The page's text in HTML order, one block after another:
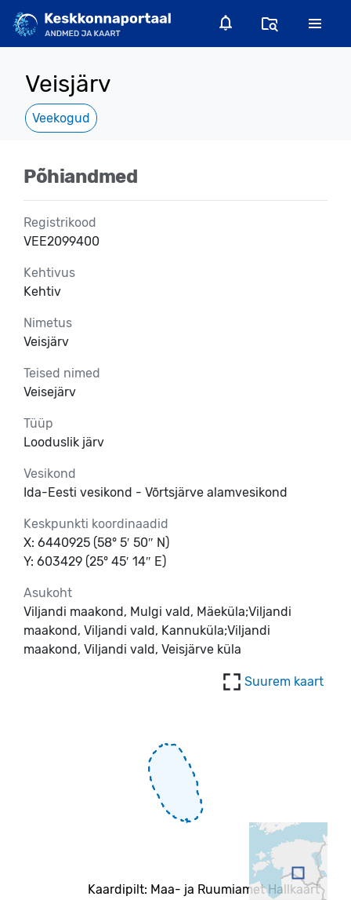
Veisjärv
Veekogud
Põhiandmed
Registrikood
VEE2099400
Kehtivus
Kehtiv
Nimetus
Veisjärv
Teised nimed
Veisejärv
Tüüp
Looduslik järv
Vesikond
Ida-Eesti vesikond - Võrtsjärve alamvesikond
Keskpunkti koordinaadid
X: 6440925 (58° 5′ 50″ N)
Y: 603429 (25° 45′ 14″ E)
Asukoht
Viljandi maakond, Mulgi vald, Mäeküla;Viljandi
maakond, Viljandi vald, Kannuküla;Viljandi
maakond, Viljandi vald, Veisjärve küla
Suurem kaart
Kaardipilt: Maa- ja Ruumiamet Hallkaart